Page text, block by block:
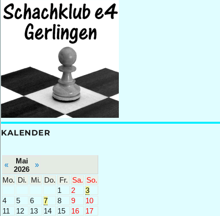
KALENDER
«
Mai
2026
»
Mo. Di. Mi. Do. Fr. Sa. So.
1
2
3
4
5 6 7 8 9
10
11
12 13 14 15 16
17